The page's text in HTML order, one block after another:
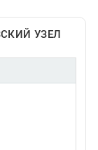
УЗЕЛ